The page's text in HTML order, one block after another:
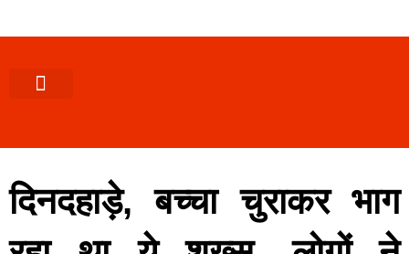
दिनदहाड़े, बच्चा चुराकर भाग